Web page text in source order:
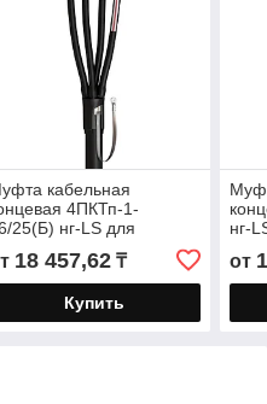
кабельная
4ПКТп-1-
25(Б) нг-LS для
«нг-LS» с
изоляцией
1кВ с
18 457,62₸
Купить
нг-
от